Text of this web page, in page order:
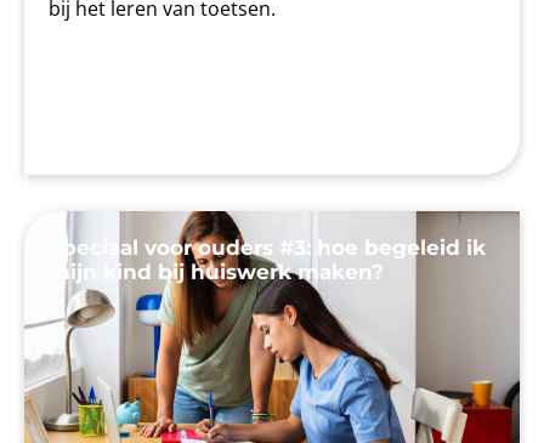
bij het leren van toetsen.
Speciaal voor ouders #3: hoe begeleid ik
mijn kind bij huiswerk maken?